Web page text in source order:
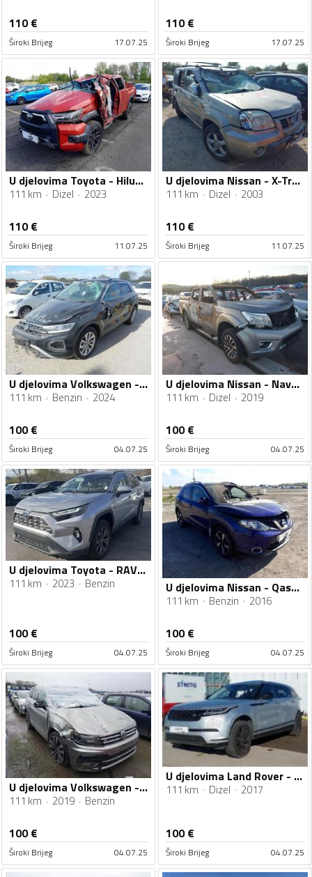
110€
Široki Brijeg 17.07.25
110€
Široki Brijeg 17.07.25
U djelovima Toyota - Hilux 2.8 D4D
111 km Dizel 2023
110€
Široki Brijeg 11.07.25
U djelovima Nissan - X-Trail 2.2 DCI
111 km Dizel 2003
110€
Široki Brijeg 11.07.25
U djelovima Volkswagen - T-Roc 1.0TSI
111 km Benzin 2024
100€
Široki Brijeg 04.07.25
U djelovima Nissan - Navara 2.3DCI
111 km Dizel 2019
100€
Široki Brijeg 04.07.25
U djelovima Toyota - RAV 4 2.5
111 km 2023 Benzin
100€
Široki Brijeg 04.07.25
U djelovima Nissan - Qashqai 1.2
111 km Benzin 2016
100€
Široki Brijeg 04.07.25
U djelovima Volkswagen - Tiguan 1.5TSI
111 km 2019 Benzin
100€
Široki Brijeg 04.07.25
U djelovima Land Rover - Range Rover Velar 2.0TD4
111 km Dizel 2017
100€
Široki Brijeg 04.07.25